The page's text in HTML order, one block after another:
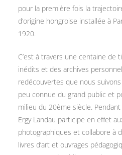
pour la première fois la
d’origine hongroise installée à
1920.
C’est à travers une centaine de
inédits et des archives
redécouvertes que nous
peu connue du grand public et
milieu du 20ème siècle.
Ergy Landau participe en effet
photographiques et collabore à
livres d’art et ouvrages